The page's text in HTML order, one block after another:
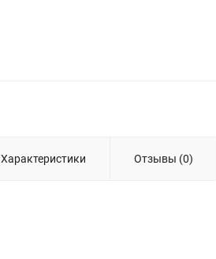
Характеристики Отзывы (0)